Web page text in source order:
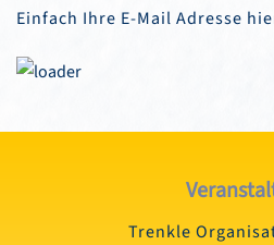
Einfach Ihre E-Mail Adresse
Trenkle